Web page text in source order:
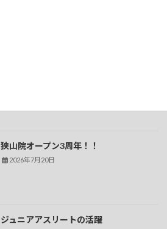
狭山院オープン3周年！！
2026年7月20日
ジュニアアスリートの活躍